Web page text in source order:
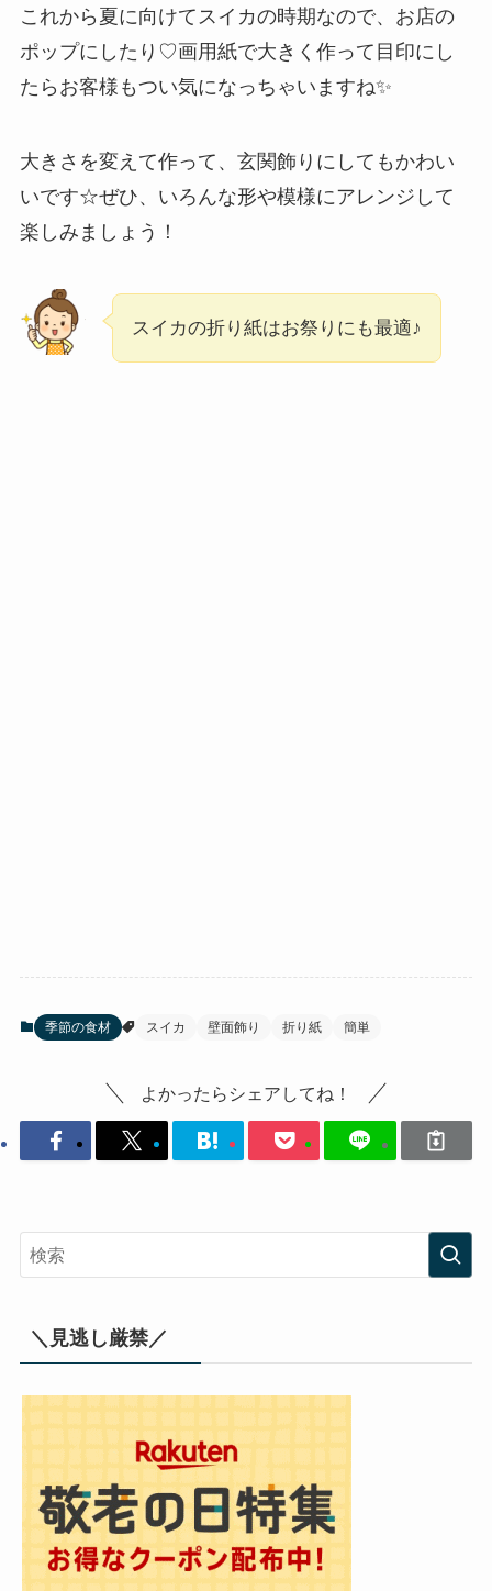
これから夏に向けてスイカの時期なので、お店の
ポップにしたり♡画用紙で大きく作って目印にし
たらお客様もつい気になっちゃいますね✨
大きさを変えて作って、玄関飾りにしてもかわい
いです☆ぜひ、いろんな形や模様にアレンジして
楽しみましょう！
スイカの折り紙はお祭りにも最適♪
季節の食材 スイカ 壁面飾り 折り紙 簡単
よかったらシェアしてね！
＼見逃し厳禁／